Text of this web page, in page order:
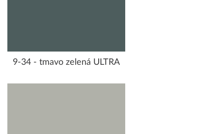
9-34 - tmavo zelená ULTRA